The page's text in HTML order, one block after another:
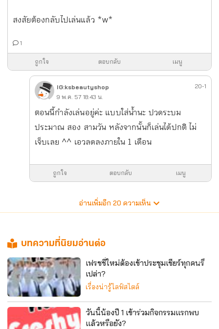
สงสัยต้องกลับไปเล่นแล้ว *w*
1
ถูกใจ ตอบกลับ เมนู
IG:ksbeautyshop
9 พ.ค. 57 18:43 น.
20-1
ตอนนี้กำลังเล่นอยู่ค่ะ แบบใส่น้ำนะ ปวดระบม
ประมาณ สอง สามวัน หลังจากนั้นก็เล่นได้ปกติ ไม่
เจ็บเลย ^^ เอวลดลงภายใน 1 เดือน
ถูกใจ ตอบกลับ เมนู
อ่านเพิ่มอีก 20 ความเห็น
บทความที่นิยมอ่านต่อ
เฟรชชี่ใหม่ต้องเข้าประชุมเชียร์ทุกคนรึ
เปล่า?
เรื่องน่ารู้ไลฟ์สไตล์
วันนี้น้องปี 1 เข้าร่วมกิจกรรมแรกพบ
แล้วหรือยัง?